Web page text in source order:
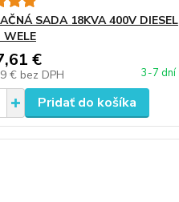
SADA 18KVA 400V DIESEL
WELE
€
€ bez DPH 3-7 dní
Pridať do košíka